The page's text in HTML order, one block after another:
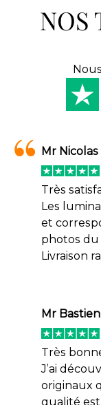
NOS
Mr Nicolas
Très
Les
et
photos du
Livraison
Mr
Très
J’ai
originaux
qualité